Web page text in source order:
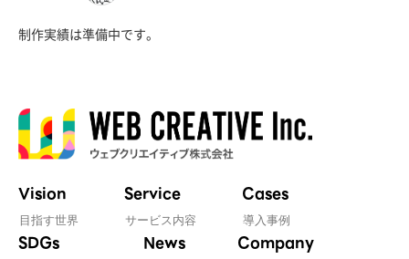
#取材・ライティング
#ドローン撮影(空撮)
#SDGsサポート
#IT導入補助金
#JavaScript
#WEBサーバ移転
#AWS構築
#IoT関連
#Androidアプリ開発
#インソーシングコンサルティング
#JIS X 8341-3規格
#業務ツール #PHP
#採用・求人
#学校・教育・スクール
制作実績は準備中です。
Vision
目指す世界
Service
サービス内容
Cases
導入事例
SDGs News Company